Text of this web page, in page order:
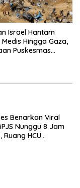
Israel Hantam
Hingga Gaza,
Puskesmas
Benarkan Viral
Nunggu 8 Jam
Ruang HCU